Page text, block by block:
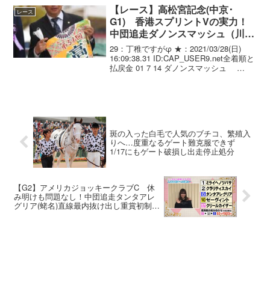
ジェル、母マッ...
レース
【レース】高松宮記念(中京･
G1) 香港スプリントVの実力！
中団追走ダノンスマッシュ（川
田）ゴール前追い比べを制し父子
制覇！
29：丁稚ですがφ ★：2021/03/28(日)
16:09:38.31 ID:CAP_USER9.net全着順と
払戻金 01 7 14 ダノンスマッシュ
斑の入った白毛で人気のブチコ、繁殖入
りへ…度重なるゲート難克服できず
1/17にもゲート破損し出走停止処分
【G2】アメリカジョッキークラブC 休
み明けも問題なし！中団追走タンタアレ
グリア(蛯名)直線最内抜け出し重賞初制